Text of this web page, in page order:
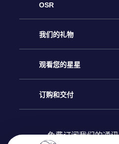
OSR
客户服务
联系我们
博客
我们的礼物
Online Star礼物
OSR 礼物包
观看您的星星
Online Star Register
订购和交付
免费订阅我们的通